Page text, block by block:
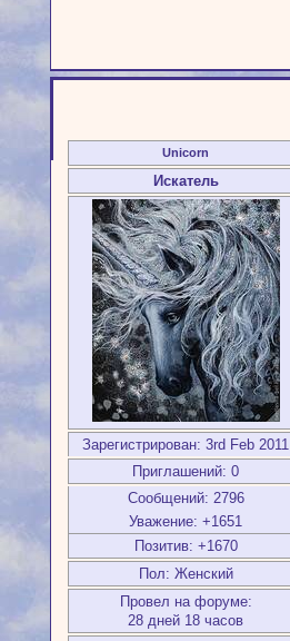
Unicorn
Искатель
Зарегистрирован: 3rd Feb 2011
Приглашений: 0
Сообщений: 2796
Уважение: +1651
Позитив: +1670
Пол: Женский
Провел на форуме:
28 дней 18 часов